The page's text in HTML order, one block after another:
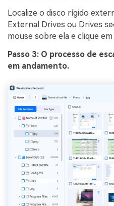
Localize o disco rígido
External Drives ou Drives
mouse sobre ela e clique em
Passo 3: O processo de
em andamento.